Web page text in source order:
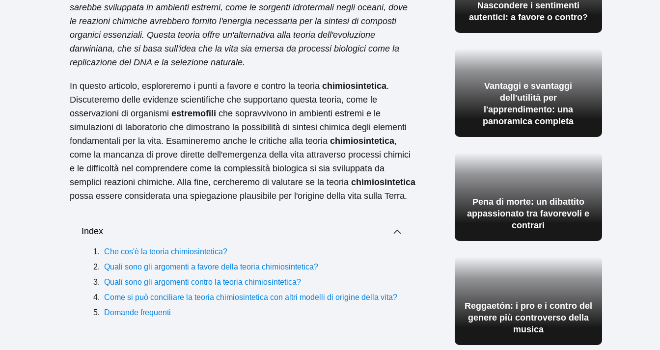
sarebbe sviluppata in ambienti estremi, come le sorgenti idrotermali negli oceani, dove
le reazioni chimiche avrebbero fornito l'energia necessaria per la sintesi di composti
organici essenziali. Questa teoria offre un'alternativa alla teoria dell'evoluzione
darwiniana, che si basa sull'idea che la vita sia emersa da processi biologici come la
replicazione del DNA e la selezione naturale.
In questo articolo, esploreremo i punti a favore e contro la teoria chimiosintetica.
Discuteremo delle evidenze scientifiche che supportano questa teoria, come le
osservazioni di organismi estremofili che sopravvivono in ambienti estremi e le
simulazioni di laboratorio che dimostrano la possibilità di sintesi chimica degli elementi
fondamentali per la vita. Esamineremo anche le critiche alla teoria chimiosintetica,
come la mancanza di prove dirette dell'emergenza della vita attraverso processi chimici
e le difficoltà nel comprendere come la complessità biologica si sia sviluppata da
semplici reazioni chimiche. Alla fine, cercheremo di valutare se la teoria chimiosintetica
possa essere considerata una spiegazione plausibile per l'origine della vita sulla Terra.
Index
Che cos'è la teoria chimiosintetica?
Quali sono gli argomenti a favore della teoria chimiosintetica?
Quali sono gli argomenti contro la teoria chimiosintetica?
Come si può conciliare la teoria chimiosintetica con altri modelli di origine della vita?
Domande frequenti
Nascondere i sentimenti
autentici: a favore o contro?
Vantaggi e svantaggi
dell'utilità per
l'apprendimento: una
panoramica completa
Pena di morte: un dibattito
appassionato tra favorevoli e
contrari
Reggaetón: i pro e i contro del
genere più controverso della
musica